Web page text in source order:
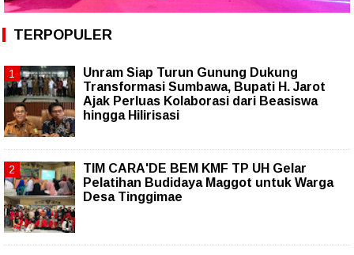
TERPOPULER
Unram Siap Turun Gunung Dukung
Transformasi Sumbawa, Bupati H. Jarot
Ajak Perluas Kolaborasi dari Beasiswa
hingga Hilirisasi
TIM CARA'DE BEM KMF TP UH Gelar
Pelatihan Budidaya Maggot untuk Warga
Desa Tinggimae